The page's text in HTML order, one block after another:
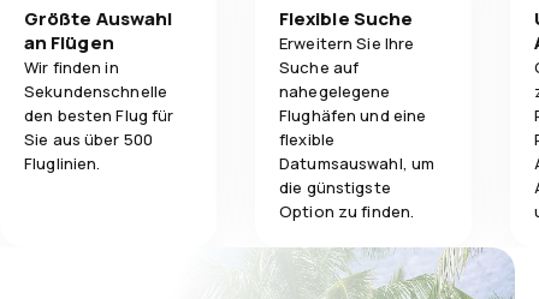
Reisekomfort
Größte Auswahl
an Flügen
Wir finden in
Sekundenschnelle
den besten Flug für
Sie aus über 500
Fluglinien.
Flexible Suche
Erweitern Sie Ihre
Suche auf
nahegelegene
Flughäfen und eine
flexible
Datumsauswahl, um
die günstigste
Option zu finden.